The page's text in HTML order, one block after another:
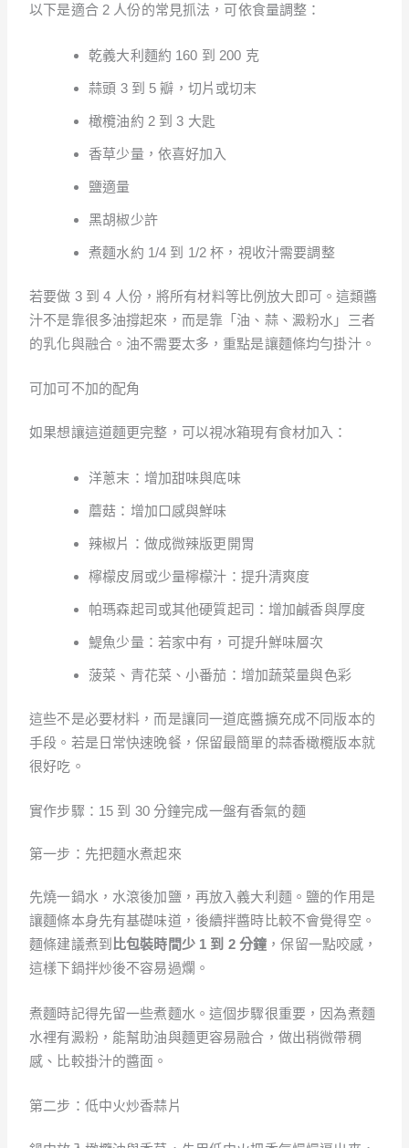
以下是適合 2 人份的常見抓法，可依食量調整：
乾義大利麵約 160 到 200 克
蒜頭 3 到 5 瓣，切片或切末
橄欖油約 2 到 3 大匙
香草少量，依喜好加入
鹽適量
黑胡椒少許
煮麵水約 1/4 到 1/2 杯，視收汁需要調整
若要做 3 到 4 人份，將所有材料等比例放大即可。這類醬
汁不是靠很多油撐起來，而是靠「油、蒜、澱粉水」三者
的乳化與融合。油不需要太多，重點是讓麵條均勻掛汁。
可加可不加的配角
如果想讓這道麵更完整，可以視冰箱現有食材加入：
洋蔥末：增加甜味與底味
蘑菇：增加口感與鮮味
辣椒片：做成微辣版更開胃
檸檬皮屑或少量檸檬汁：提升清爽度
帕瑪森起司或其他硬質起司：增加鹹香與厚度
鯷魚少量：若家中有，可提升鮮味層次
菠菜、青花菜、小番茄：增加蔬菜量與色彩
這些不是必要材料，而是讓同一道底醬擴充成不同版本的
手段。若是日常快速晚餐，保留最簡單的蒜香橄欖版本就
很好吃。
實作步驟：15 到 30 分鐘完成一盤有香氣的麵
第一步：先把麵水煮起來
先燒一鍋水，水滾後加鹽，再放入義大利麵。鹽的作用是
讓麵條本身先有基礎味道，後續拌醬時比較不會覺得空。
麵條建議煮到 比包裝時間少 1 到 2 分鐘 ，保留一點咬感，
這樣下鍋拌炒後不容易過爛。
煮麵時記得先留一些煮麵水。這個步驟很重要，因為煮麵
水裡有澱粉，能幫助油與麵更容易融合，做出稍微帶稠
感、比較掛汁的醬面。
第二步：低中火炒香蒜片